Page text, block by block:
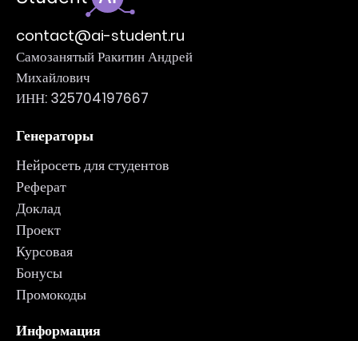
contact@ai-student.ru
Самозанятый Ракитин Андрей
Михайлович
ИНН: 325704197667
Генераторы
Нейросеть для студентов
Реферат
Доклад
Проект
Курсовая
Бонусы
Промокоды
Информация